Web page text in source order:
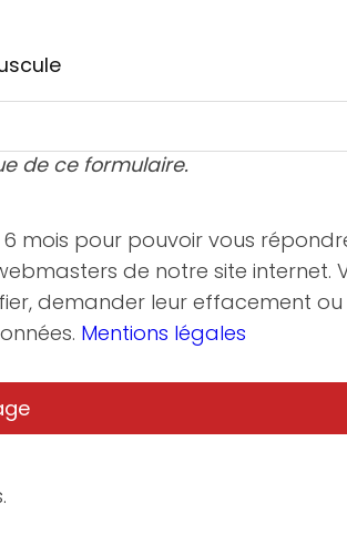
de ce formulaire.
mois pour pouvoir vous
de notre site internet.
demander leur effacement ou
Mentions légales